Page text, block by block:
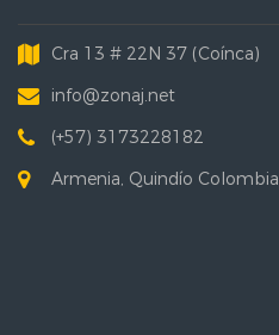
Cra 13 # 22N 37 (Coínca)
info@zonaj.net
(+57) 3173228182
Armenia, Quindío Colombia